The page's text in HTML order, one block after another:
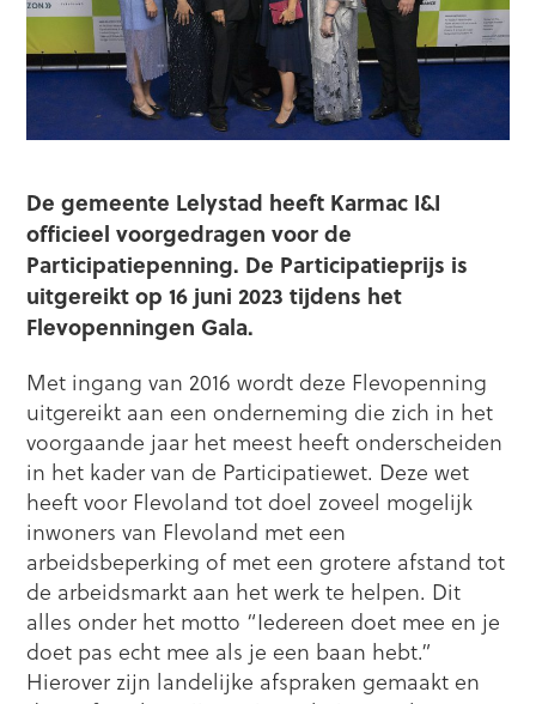
De gemeente Lelystad heeft Karmac I&I
officieel voorgedragen voor de
Participatiepenning. De Participatieprijs is
uitgereikt op 16 juni 2023 tijdens het
Flevopenningen Gala.
Met ingang van 2016 wordt deze Flevopenning
uitgereikt aan een onderneming die zich in het
voorgaande jaar het meest heeft onderscheiden
in het kader van de Participatiewet. Deze wet
heeft voor Flevoland tot doel zoveel mogelijk
inwoners van Flevoland met een
arbeidsbeperking of met een grotere afstand tot
de arbeidsmarkt aan het werk te helpen. Dit
alles onder het motto “Iedereen doet mee en je
doet pas echt mee als je een baan hebt.”
Hierover zijn landelijke afspraken gemaakt en